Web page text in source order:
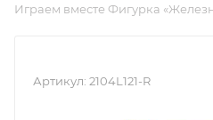
Играем вместе Фигурка
Артикул: 2104L121-R